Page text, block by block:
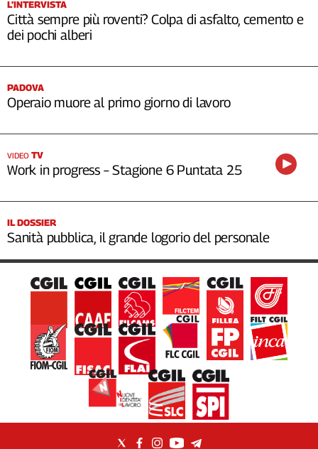
Social
L’INTERVISTA
Città sempre più roventi? Colpa di asfalto, cemento e
dei pochi alberi
PADOVA
Operaio muore al primo giorno di lavoro
VIDEO TV
Work in progress – Stagione 6 Puntata 25
IL DOSSIER
Sanità pubblica, il grande logorio del personale